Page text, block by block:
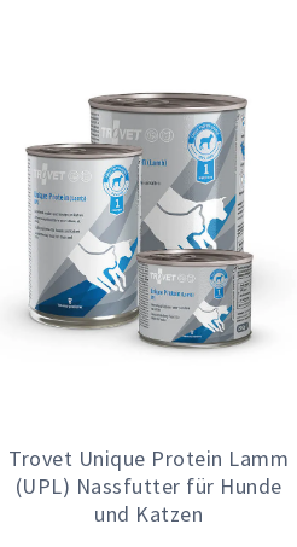
Trovet Unique Protein Lamm
(UPL) Nassfutter für Hunde
und Katzen